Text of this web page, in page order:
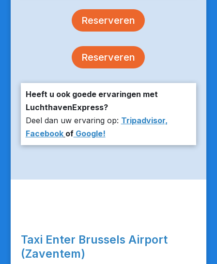
Reserveren
Reserveren
Heeft u ook goede ervaringen met
LuchthavenExpress?
Deel dan uw ervaring op: Tripadvisor,
Facebook ofGoogle!
Taxi Enter Brussels Airport
(Zaventem)